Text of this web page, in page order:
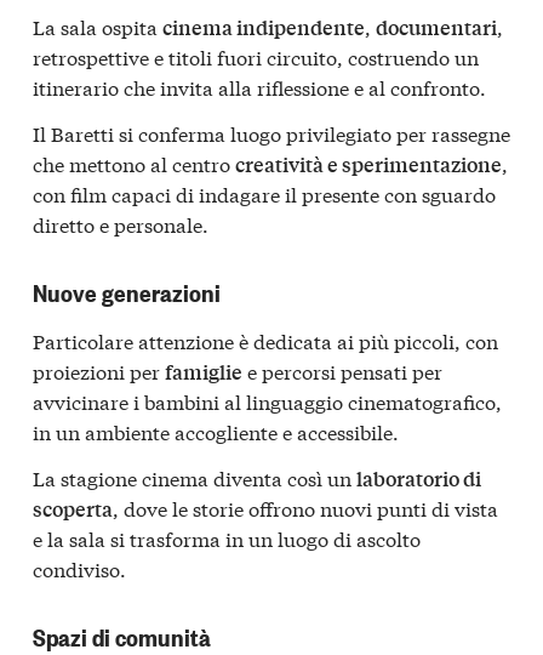
La sala ospita cinema indipendente, documentari,
retrospettive e titoli fuori circuito, costruendo un
itinerario che invita alla riflessione e al confronto.
Il Baretti si conferma luogo privilegiato per rassegne
che mettono al centrocreatività e sperimentazione,
con film capaci di indagare il presente con sguardo
diretto e personale.
Nuove generazioni
Particolare attenzione è dedicata ai più piccoli, con
proiezioni perfamiglie e percorsi pensati per
avvicinare i bambini al linguaggio cinematografico,
in un ambiente accogliente e accessibile.
La stagione cinema diventa così un laboratorio di
scoperta , dove le storie offrono nuovi punti di vista
e la sala si trasforma in un luogo di ascolto
condiviso.
Spazi di comunità